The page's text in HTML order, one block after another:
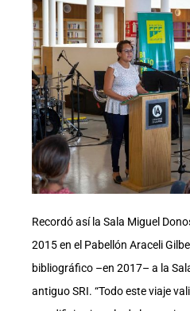
Recordó así la Sala Miguel
2015 en el Pabellón Araceli
bibliográfico –en 2017– a la
antiguo SRI. “Todo este viaje